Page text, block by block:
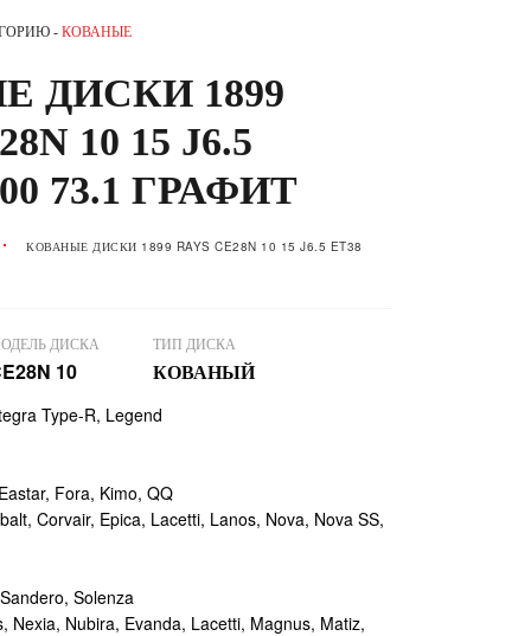
- КОВАНЫЕ
ДИСКИ 1899
10 15 J6.5
73.1 ГРАФИТ
КОВАНЫЕ ДИСКИ 1899 RAYS CE28N 10 15 J6.5 ET38
ДИСКА
10
ТИП ДИСКА
КОВАНЫЙ
Type-R, Legend
Fora, Kimo, QQ
Corvair, Epica, Lacetti, Lanos, Nova, Nova SS,
Solenza
Nexia, Nubira, Evanda, Lacetti, Magnus, Matiz,